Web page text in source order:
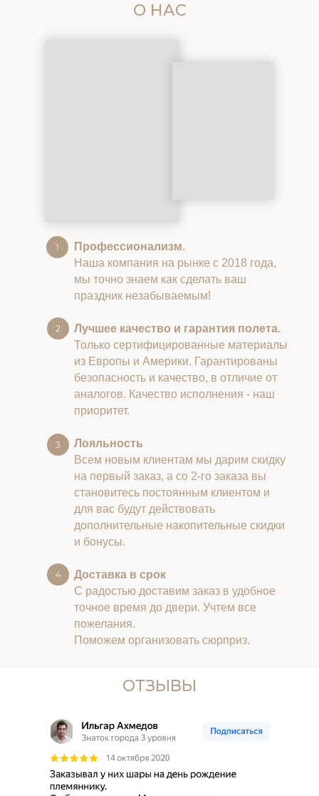
О НАС
Профессионализм.
Наша компания на рынке с 2018 года,
мы точно знаем как сделать ваш
праздник незабываемым!
Лучшее качество и гарантия полета.
Только сертифицированные материалы
из Европы и Америки. Гарантированы
безопасность и качество, в отличие от
аналогов. Качество исполнения - наш
приоритет.
Лояльность
Всем новым клиентам мы дарим скидку
на первый заказ, а со 2-го заказа вы
становитесь постоянным клиентом и
для вас будут действовать
дополнительные накопительные скидки
и бонусы.
Доставка в срок
С радостью доставим заказ в удобное
точное время до двери. Учтем все
пожелания.
Поможем организовать сюрприз.
ОТЗЫВЫ